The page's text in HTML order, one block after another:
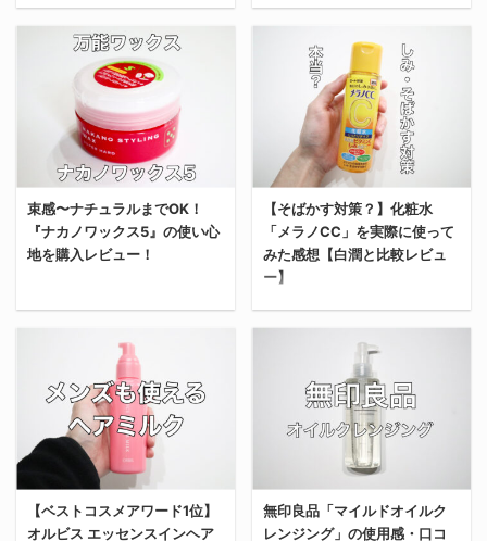
は夏でも常にリップクリ
ーム ...
いる人、これから購入を
考えている人は参考にし
てほしい。 俺が「ヴァセ
リン アドバンスドリペア
ボディローション」を購
入した理由 俺が「ヴァセ
リン アドバンスドリペア
ボディローション」を購
入したのは、Instagram
で”ザ・美意識高い系”の
LIPPS（リップス）のス
タイリストシャンプーを
購入したのか？ 世の中に
無数に存在するシャンプ
ーの中から、俺が
LIPPS（リップス）を選
んだ理由を解説する。 美
容室クオリティのシャン
プータイムを味わいたい
俺がLIPPS（リップス）
のシャンプーを選んだ理
ーして ...
今回は、全人類の悩み、
「鼻の毛穴の黒ずみ・角
栓の汚れ」を解決してく
れるかもしれない「DET
クリア ブライト＆ピール
ピーリングジェリー」に
ついてレビューする。 俺
の最後に書いている”俺
の結論”も踏まえて、参
い。 小鼻の黒ずみ・毛穴
（イチゴ鼻）を解消した
い！ 小鼻の黒ずみ、毛穴
のプツプツは全人類の悩
み。 鼻は顔の中でも皮脂
の分泌量が多く、角栓が
目立ちやすい。 とくに皮
脂量が多い男性は、毛穴
のブツブツや黒ずみに悩
今回は『ナカノワックス
４』を購入したので、実
際に使ってみた感想を交
えてレビューしていく。
これから購入を考えてい
る人の参考になれば嬉し
い。 ナカノワックスと
は？ ナカノワックスは、
京都市山科区に本社を構
える中野製薬株式会社が
手掛けるヘアスタイリン
グ剤のラインナップのひ
とつ。 1996年に誕生
し、いわゆる”ヘアワッ
クス”の元祖ともいうべ
きロングセラー商品。 今
でこそコンビニでも取り
扱いがあるようだが、俺
が中学生の頃はドン・キ
ホーテでしか買えないい
束感〜ナチュラルまでOK！
『ナカノワックス5』の使い心
地を購入レビュー！
５』を購入したので、実
際に使ってみた感想を交
えてレビューしていく。
これから購入を考えてい
る人の参考になれば嬉し
い。 ナカノワックスと
は？ ナカノワックスは、
【そばかす対策？】化粧水
「メラノCC」を実際に使って
みた感想【白潤と比較レビュ
ー】
今回はそばかす対策にな
ると話題の「メラノ
CC」の化粧水を実際に
使ってみた感想をレビュ
ーしていく。 同じロート
製薬の商品「白潤」と使
用感の比較もしているか
【ベストコスメアワード1位】
オルビス エッセンスインヘア
無印良品「マイルドオイルク
レンジング」の使用感・口コ